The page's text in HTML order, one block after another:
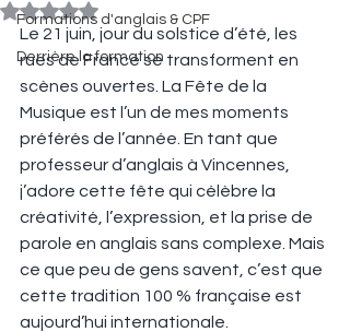
Formations d'anglais & CPF
Derrière la formation
Noté NaN étoiles sur 5.
Le 21 juin, jour du solstice d’été, les
rues de France se transforment en
scènes ouvertes. La Fête de la
Musique est l’un de mes moments
préférés de l’année. En tant que
professeur d’anglais à Vincennes,
j’adore cette fête qui célèbre la
créativité, l’expression, et la prise de
parole en anglais sans complexe. Mais
ce que peu de gens savent, c’est que
cette tradition 100 % française est
aujourd’hui internationale.